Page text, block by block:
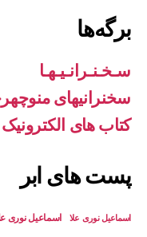
برگه‌ها
سـخـنـرانـیـهـا
سخنرانیهای
کتاب های الکترونیک
پست های ابر
اسماعيل نوری علا اسماعیل نوری